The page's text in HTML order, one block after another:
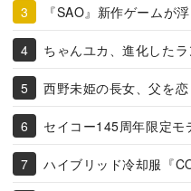
『SAO』新作ゲームが
ちゃんユカ、進化した
西野未姫の長女、父を
セイコー145周年限定モ
ハイブリッド冷却服『